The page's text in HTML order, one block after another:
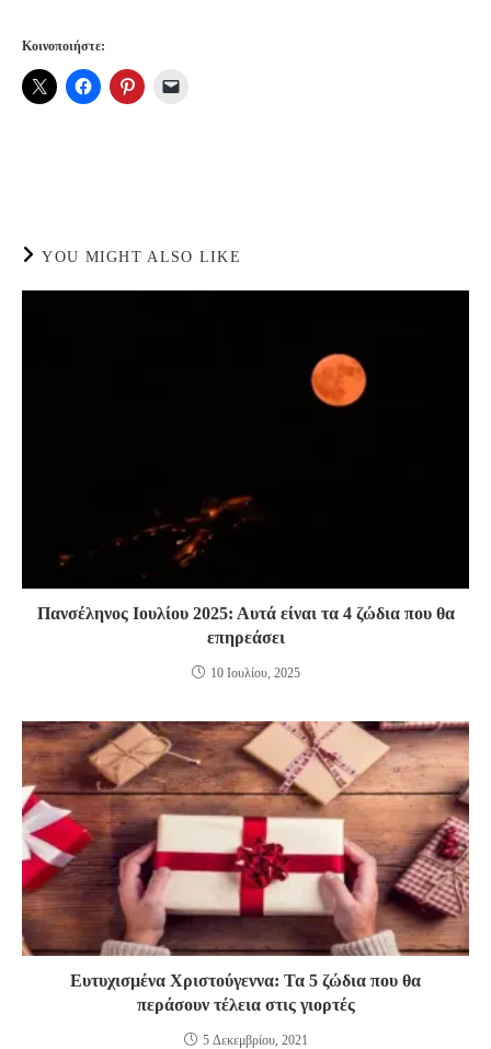
Κοινοποιήστε:
YOU MIGHT ALSO LIKE
Πανσέληνος Ιουλίου 2025: Αυτά είναι τα 4 ζώδια που θα
επηρεάσει
10 Ιουλίου, 2025
Ευτυχισμένα Χριστούγεννα: Τα 5 ζώδια που θα
περάσουν τέλεια στις γιορτές
5 Δεκεμβρίου, 2021